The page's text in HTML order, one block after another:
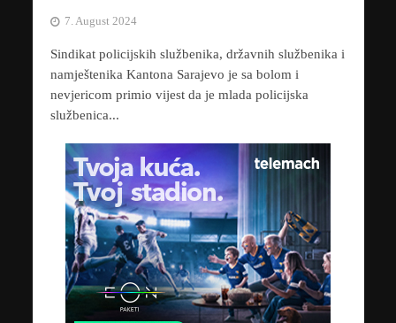
7. August 2024
Sindikat policijskih službenika, državnih službenika i
namještenika Kantona Sarajevo je sa bolom i
nevjericom primio vijest da je mlada policijska
službenica...